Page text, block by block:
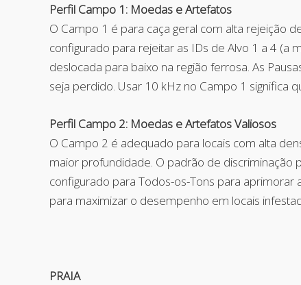
Perfil Campo 1: Moedas e Artefatos
O Campo 1 é para caça geral com alta rejeição
configurado para rejeitar as IDs de Alvo 1 a 4 (a
deslocada para baixo na região ferrosa. As
seja perdido. Usar 10 kHz no Campo 1 significa
Perfil Campo 2: Moedas e Artefatos Valiosos
O Campo 2 é adequado para locais com alta
maior profundidade. O padrão de discriminação
configurado para Todos-os-Tons para
para maximizar o desempenho em locais
PRAIA